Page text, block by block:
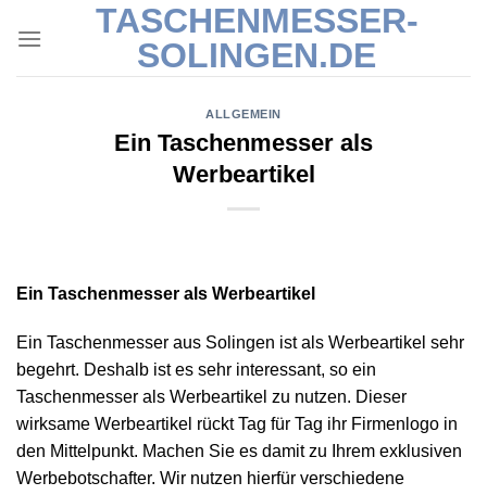
TASCHENMESSER-
SOLINGEN.DE
ALLGEMEIN
Ein Taschenmesser als
Werbeartikel
Ein Taschenmesser als Werbeartikel
Ein Taschenmesser aus Solingen ist als Werbeartikel sehr
begehrt. Deshalb ist es sehr interessant, so ein
Taschenmesser als Werbeartikel zu nutzen. Dieser
wirksame Werbeartikel rückt Tag für Tag ihr Firmenlogo in
den Mittelpunkt. Machen Sie es damit zu Ihrem exklusiven
Werbebotschafter. Wir nutzen hierfür verschiedene